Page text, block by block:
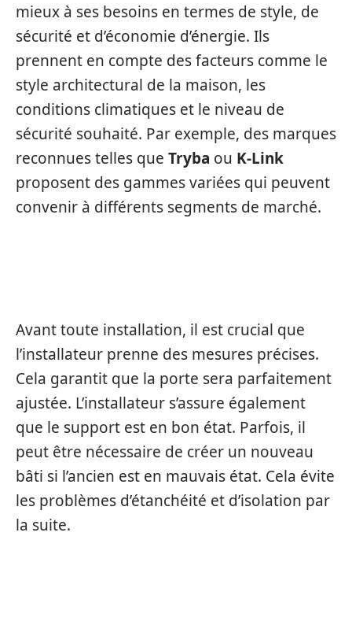
mieux à ses besoins en termes de style, de
sécurité et d’économie d’énergie. Ils
prennent en compte des facteurs comme le
style architectural de la maison, les
conditions climatiques et le niveau de
sécurité souhaité. Par exemple, des marques
reconnues telles que Tryba ou K-Link
proposent des gammes variées qui peuvent
convenir à différents segments de marché.
Avant toute installation, il est crucial que
l’installateur prenne des mesures précises.
Cela garantit que la porte sera parfaitement
ajustée. L’installateur s’assure également
que le support est en bon état. Parfois, il
peut être nécessaire de créer un nouveau
bâti si l’ancien est en mauvais état. Cela évite
les problèmes d’étanchéité et d’isolation par
la suite.